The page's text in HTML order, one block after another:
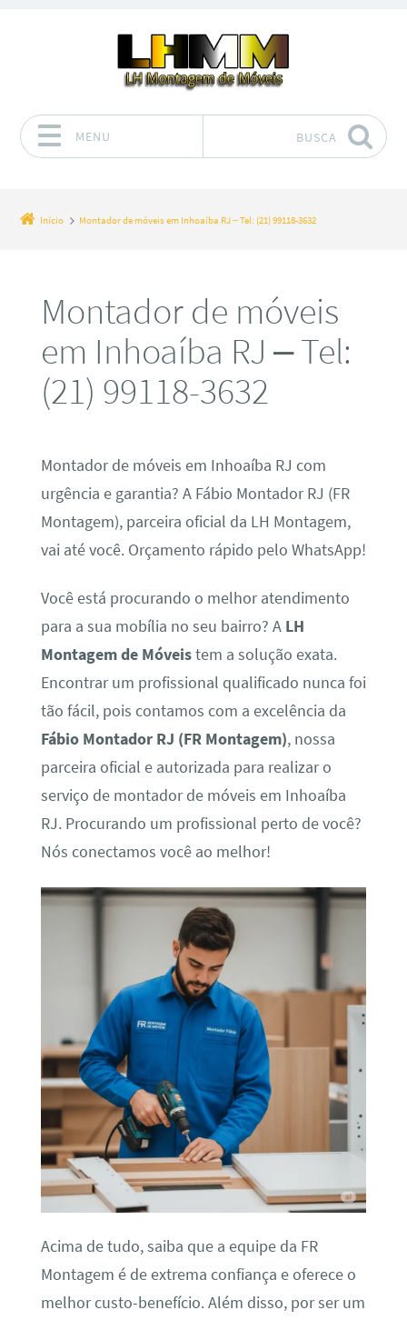
MENU BUSCA
Início Montador de móveis em Inhoaíba RJ – Tel: (21) 99118-3632
Montador de móveis
em Inhoaíba RJ – Tel:
(21) 99118-3632
Montador de móveis em Inhoaíba RJ com
urgência e garantia? A Fábio Montador RJ (FR
Montagem), parceira oficial da LH Montagem,
vai até você. Orçamento rápido pelo WhatsApp!
Você está procurando o melhor atendimento
para a sua mobília no seu bairro? A LH
Montagem de Móveistem a solução exata.
Encontrar um profissional qualificado nunca foi
tão fácil, pois contamos com a excelência da
Fábio Montador RJ (FR Montagem), nossa
parceira oficial e autorizada para realizar o
serviço de montador de móveis em Inhoaíba
RJ. Procurando um profissional perto de você?
Nós conectamos você ao melhor!
Acima de tudo, saiba que a equipe da FR
Montagem é de extrema confiança e oferece o
melhor custo-benefício. Além disso, por ser um